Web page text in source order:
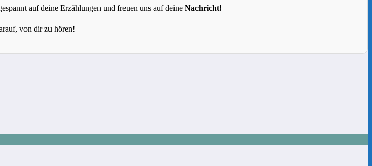
auf deine Erzählungen und freuen uns auf deine Nachricht!
von dir zu hören!